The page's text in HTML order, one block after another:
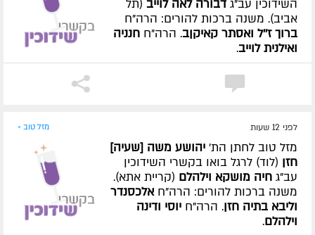
השידוכין עב"ג דבורה לאה לוייב (תל
אביב). משנה ברכות להורים: הרה"ח
ברוך ז''ל ואסתר קאיקןב. הרה"ח חנניה
ואילנית לוייב.
לפני 12 שעות מזל טוב »
מזל טוב לחתן הת' יהושע משה [שעיה]
חזן (לוד) לרגל בואו בקשרי השידוכין
עב"ג חיה מושקא וילהלם (קריית אתא).
משנה ברכות להורים: הרה"חאלכסנדר
וליבא בתיה חזן. הרה"ח יוסי ודינה
וילהלם.